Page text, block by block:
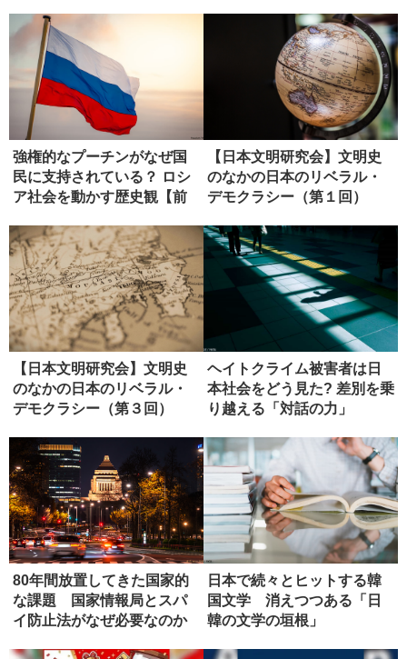
強権的なプーチンがなぜ国
民に支持されている？ ロシ
ア社会を動かす歴史観【前
【日本文明研究会】文明史
のなかの日本のリベラル・
デモクラシー（第１回）
【日本文明研究会】文明史
のなかの日本のリベラル・
デモクラシー（第３回）
ヘイトクライム被害者は日
本社会をどう見た? 差別を乗
り越える「対話の力」
80年間放置してきた国家的
な課題 国家情報局とスパ
イ防止法がなぜ必要なのか
日本で続々とヒットする韓
国文学 消えつつある「日
韓の文学の垣根」